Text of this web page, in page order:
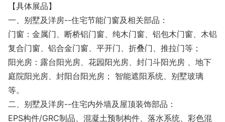
【具体展品】
一、别墅及洋房--住宅节能门窗及相关部品：
门窗：金属门、断桥铝门窗、纯木门窗、铝包木门窗、木铝
复合门窗、铝合金门窗、平开门、折叠门、推拉门等；
阳光房：露台阳光房、花园阳光房、封门斗阳光房 、地下
庭院阳光房、封阳台阳光房； 智能遮阳系统、别墅玻璃
等。
二、别墅及洋房--住宅内外墙及屋顶装饰部品：
EPS构件/GRC制品、混凝土预制构件、落水系统、彩色混